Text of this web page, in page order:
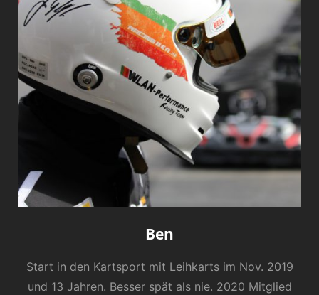
Ben
Start in den Kartsport mit Leihkarts im Nov. 2019
und 13 Jahren. Besser spät als nie. 2020 Mitglied